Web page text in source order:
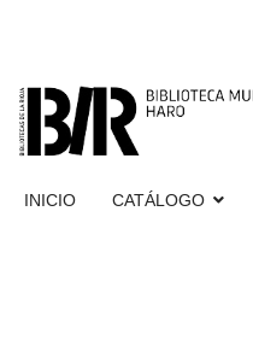
INICIO CATÁLOGO